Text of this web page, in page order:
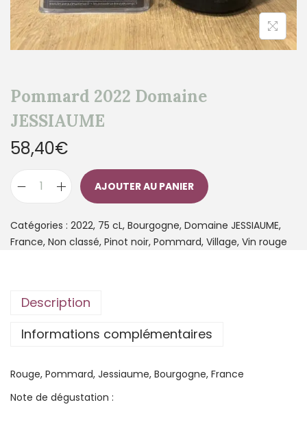
Pommard 2022 Domaine
JESSIAUME
58,40€
AJOUTER AU PANIER
Catégories : 2022, 75 cL, Bourgogne, Domaine JESSIAUME,
France, Non classé, Pinot noir, Pommard, Village, Vin rouge
Description
Informations complémentaires
Rouge, Pommard, Jessiaume, Bourgogne, France
Note de dégustation :